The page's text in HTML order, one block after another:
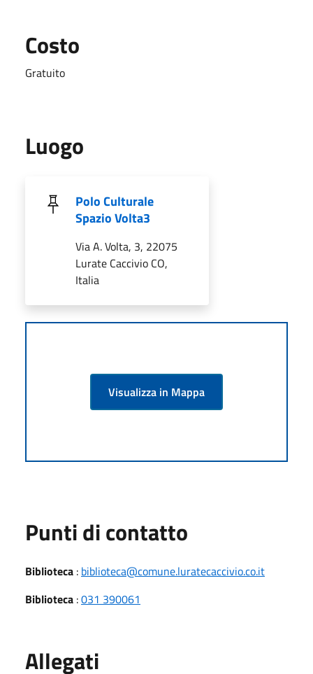
Costo
Gratuito
Luogo
Polo Culturale
Spazio Volta3
Via A. Volta, 3, 22075
Lurate Caccivio CO,
Italia
Visualizza in Mappa
Punti di contatto
Biblioteca : biblioteca@comune.luratecaccivio.co.it
Biblioteca :031 390061
Allegati